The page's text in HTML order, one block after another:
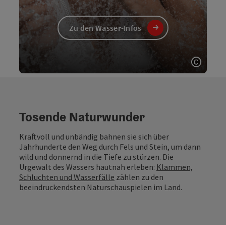
Zu den Wasser-Infos
Tosende Naturwunder
Kraftvoll und unbändig bahnen sie sich über
Jahrhunderte den Weg durch Fels und Stein, um dann
wild und donnernd in die Tiefe zu stürzen. Die
Urgewalt des Wassers hautnah erleben: Klammen,
Schluchten und Wasserfälle zählen zu den
beeindruckendsten Naturschauspielen im Land.